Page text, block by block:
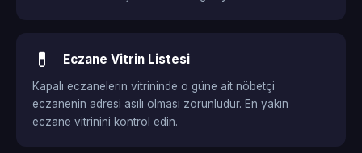
💊 Eczane Vitrin Listesi
Kapalı eczanelerin vitrininde o güne ait nöbetçi
eczanenin adresi asılı olması zorunludur. En yakın
eczane vitrinini kontrol edin.